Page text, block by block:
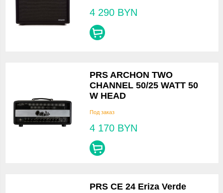
4 290 BYN
PRS ARCHON TWO
CHANNEL 50/25 WATT 50
W HEAD
Под заказ
4 170 BYN
PRS CE 24 Eriza Verde